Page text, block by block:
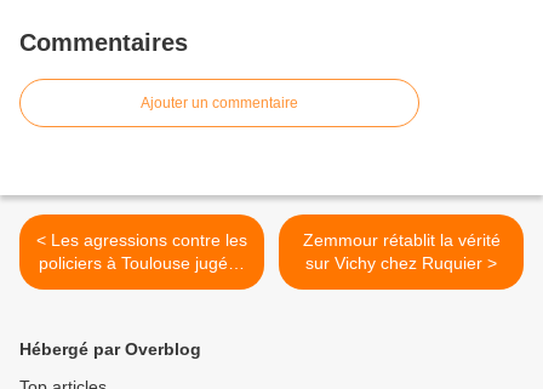
Commentaires
Ajouter un commentaire
< Les agressions contre les
policiers à Toulouse jugées
« irrationnelles »
Zemmour rétablit la vérité
sur Vichy chez Ruquier >
Hébergé par Overblog